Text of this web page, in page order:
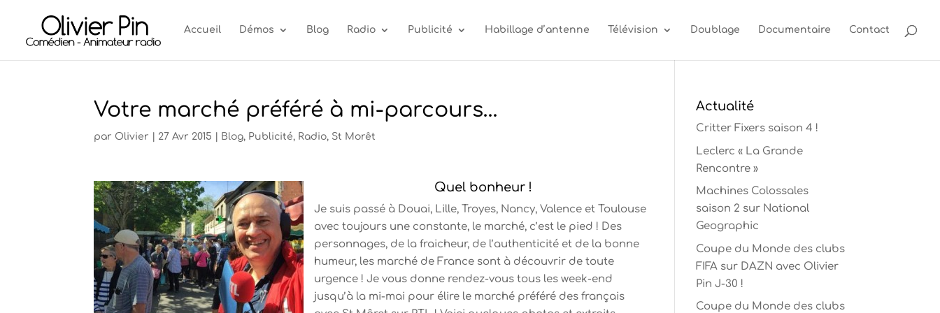
Accueil Démos Blog Radio Publicité Habillage d’antenne Télévision Doublage Documentaire Contact
Votre marché préféré à mi-parcours…
par Olivier 27 Avr 2015 Blog, Publicité, Radio, St Morêt
Quel bonheur !
Je suis passé à Douai, Lille, Troyes, Nancy, Valence et Toulouse
avec toujours une constante, le marché, c’est le pied ! Des
personnages, de la fraicheur, de l’authenticité et de la bonne
humeur, les marché de France sont à découvrir de toute
urgence ! Je vous donne rendez-vous tous les week-end
jusqu’à la mi-mai pour élire le marché préféré des français
Actualité
Critter Fixers saison 4 !
Leclerc « La Grande
Rencontre »
Machines Colossales
saison 2 sur National
Geographic
Coupe du Monde des clubs
FIFA sur DAZN avec Olivier
Pin J-30 !
Coupe du Monde des clubs